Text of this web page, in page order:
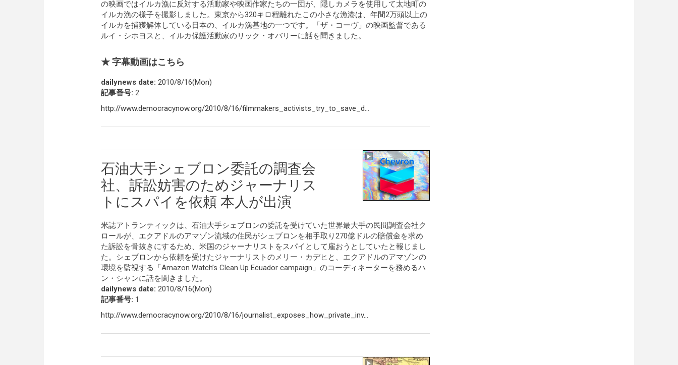
の映画ではイルカ漁に反対する活動家や映画作家たちの一団が、隠しカメラを使用して太地町の
イルカ漁の様子を撮影しました。東京から320キロ程離れたこの小さな漁港は、年間2万頭以上の
イルカを捕獲解体している日本の、イルカ漁基地の一つです。「ザ・コーヴ」の映画監督である
ルイ・シホヨスと、イルカ保護活動家のリック・オバリーに話を聞きました。
★ 字幕動画はこちら
dailynews date: 2010/8/16(Mon)
記事番号: 2
http://www.democracynow.org/2010/8/16/filmmakers_activists_try_to_save_d...
石油大手シェブロン委託の調査会
社、訴訟妨害のためジャーナリス
トにスパイを依頼 本人が出演
米誌アトランティックは、石油大手シェブロンの委託を受けていた世界最大手の民間調査会社ク
ロールが、エクアドルのアマゾン流域の住民がシェブロンを相手取り270億ドルの賠償金を求め
た訴訟を骨抜きにするため、米国のジャーナリストをスパイとして雇おうとしていたと報じまし
た。シェブロンから依頼を受けたジャーナリストのメリー・カデヒと、エクアドルのアマゾンの
環境を監視する「Amazon Watch’s Clean Up Ecuador campaign」のコーディネーターを務めるハ
ン・シャンに話を聞きました。
dailynews date: 2010/8/16(Mon)
記事番号: 1
http://www.democracynow.org/2010/8/16/journalist_exposes_how_private_inv...